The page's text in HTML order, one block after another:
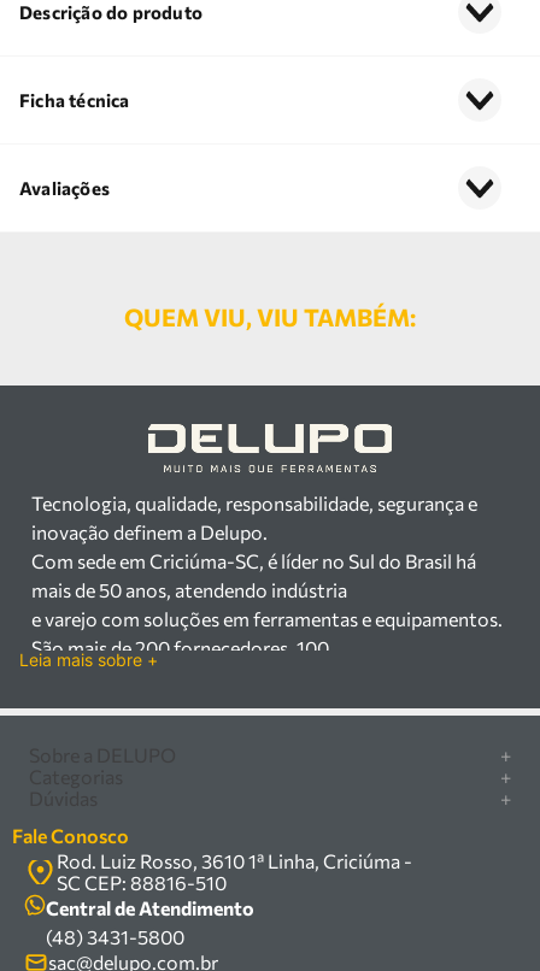
Descrição do produto
Ficha técnica
Avaliações
QUEM VIU, VIU TAMBÉM:
Tecnologia, qualidade, responsabilidade, segurança e
inovação definem a Delupo.
Com sede em Criciúma-SC, é líder no Sul do Brasil há
mais de 50 anos, atendendo indústria
e varejo com soluções em ferramentas e equipamentos.
São mais de 200 fornecedores, 100
vendas, suporte e manutenção.
setores industrial e varejista com um amplo portfólio de
produtos à pronta entrega.
Trabalhamos com mais de 200 fornecedores parceiros e
um estoque com mais de
100.000 itens, incluindo máquinas, ferramentas
Leia mais sobre +
+
Marcas
Política de privacidade
Política de entrega
Termos e condições
+
Serra circular
Compressor
Caixa Organizadora
Carrinho Armazém
Kits
+
Como comprar
Central de ajuda
Troca, devolução e garantia
Fale Conosco
Rod. Luiz Rosso, 3610 1ª Linha, Criciúma -
SC CEP: 88816-510
Central de Atendimento
(48) 3431-5800
sac@delupo.com.br